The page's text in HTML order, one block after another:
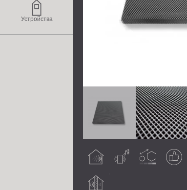
Устройства
акустиката
шум
персонализиране
резултат
Шумоизолиращ